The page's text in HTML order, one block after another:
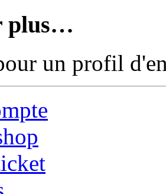
plus…
un profil